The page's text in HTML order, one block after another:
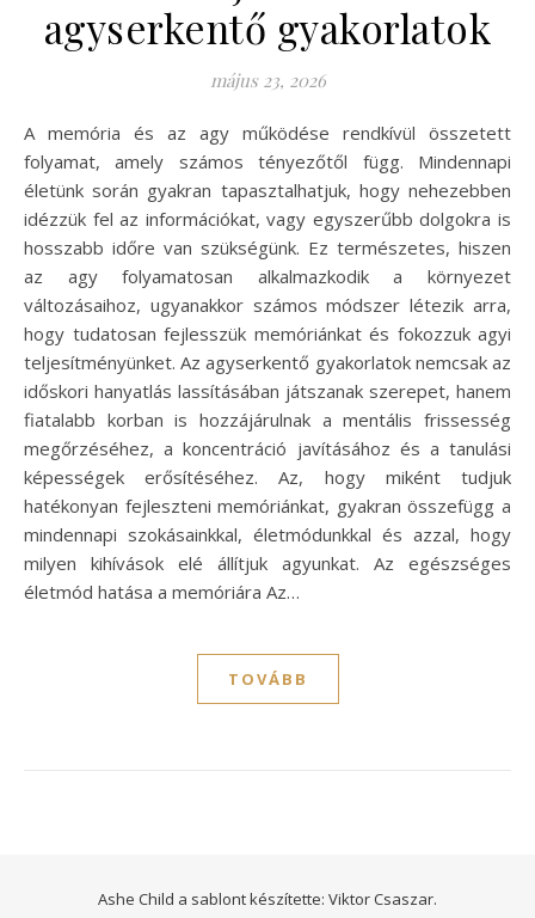
agyserkentő gyakorlatok
május 23, 2026
A memória és az agy működése rendkívül összetett
folyamat, amely számos tényezőtől függ. Mindennapi
életünk során gyakran tapasztalhatjuk, hogy nehezebben
idézzük fel az információkat, vagy egyszerűbb dolgokra is
hosszabb időre van szükségünk. Ez természetes, hiszen
az agy folyamatosan alkalmazkodik a környezet
változásaihoz, ugyanakkor számos módszer létezik arra,
hogy tudatosan fejlesszük memóriánkat és fokozzuk agyi
teljesítményünket. Az agyserkentő gyakorlatok nemcsak az
időskori hanyatlás lassításában játszanak szerepet, hanem
fiatalabb korban is hozzájárulnak a mentális frissesség
megőrzéséhez, a koncentráció javításához és a tanulási
képességek erősítéséhez. Az, hogy miként tudjuk
hatékonyan fejleszteni memóriánkat, gyakran összefügg a
mindennapi szokásainkkal, életmódunkkal és azzal, hogy
milyen kihívások elé állítjuk agyunkat. Az egészséges
életmód hatása a memóriára Az…
TOVÁBB
Ashe Child a sablont készítette: Viktor Csaszar.